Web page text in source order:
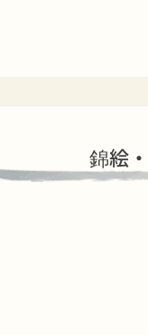
錦絵